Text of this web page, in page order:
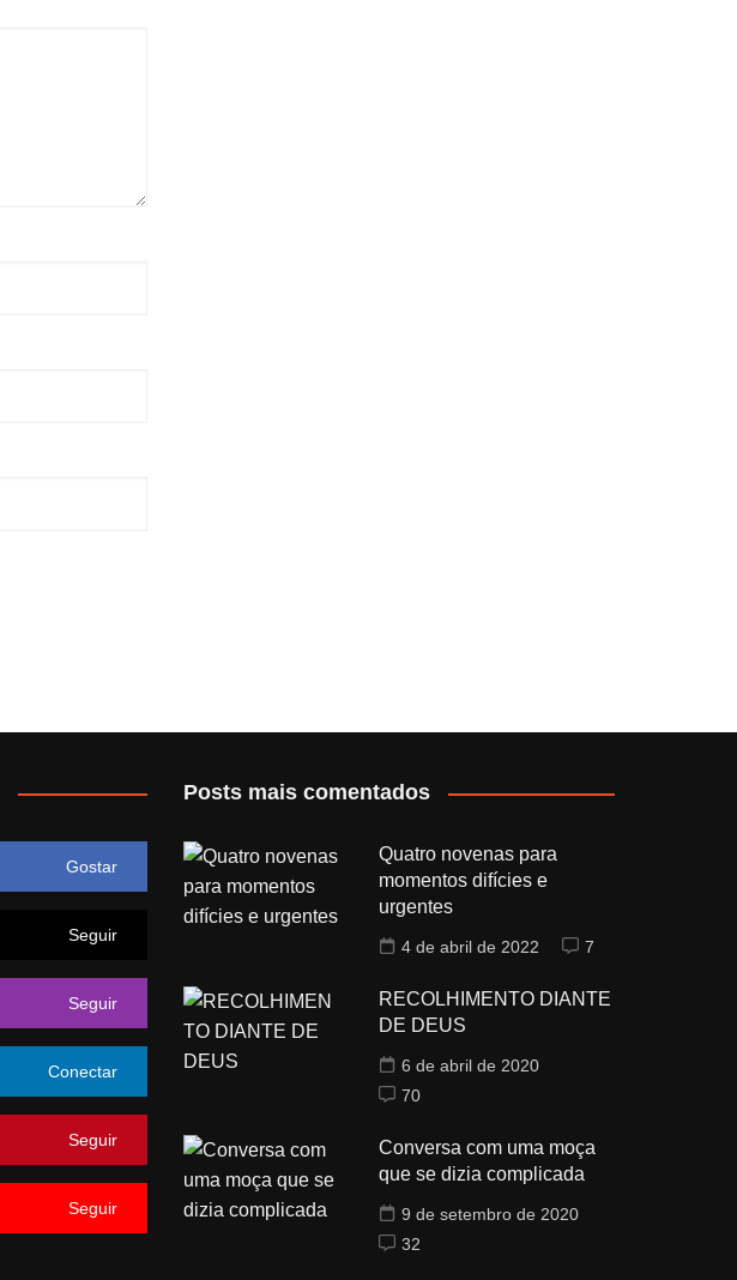
Gostar
Seguir
Seguir
Conectar
Seguir
Seguir
Posts mais comentados
Quatro novenas para
momentos difícies e
urgentes
4 de abril de 2022 7
RECOLHIMENTO DIANTE
DE DEUS
6 de abril de 2020
70
Conversa com uma moça
que se dizia complicada
9 de setembro de 2020
32